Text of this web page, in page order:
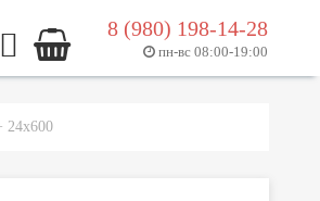
8 (980) 198-14-28
пн-вс 08:00-19:00
24х600